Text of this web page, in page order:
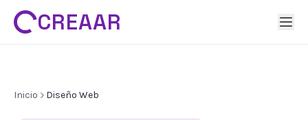
CREAAR
Inicio Diseño Web